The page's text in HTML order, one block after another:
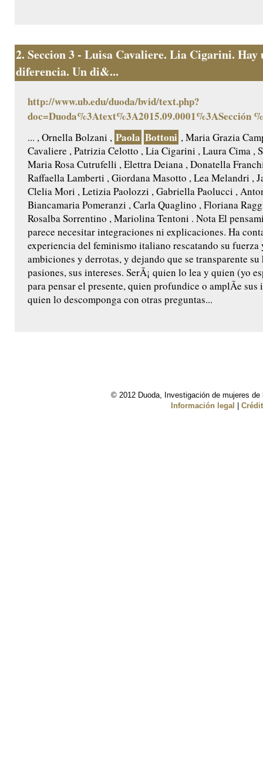
2. Seccion 3 - Luisa Cavaliere. Lia Cigarini. Hay
diferencia. Un di&...
http://www.ub.edu/duoda/bvid/text.php?
doc=Duoda%3Atext%3A2015.09.0001%3ASección
... , Ornella Bolzani , Paola Bottoni , Maria Grazia
Cavaliere , Patrizia Celotto , Lia Cigarini , Laura Cima ,
Maria Rosa Cutrufelli , Elettra Deiana , Donatella
Raffaella Lamberti , Giordana Masotto , Lea Melandri ,
Clelia Mori , Letizia Paolozzi , Gabriella Paolucci ,
Biancamaria Pomeranzi , Carla Quaglino , Floriana
Rosalba Sorrentino , Mariolina Tentoni . Nota El
parece necesitar integraciones ni explicaciones. Ha
experiencia del feminismo italiano rescatando su
ambiciones y derrotas, y dejando que se transparente
pasiones, sus intereses. SerÃ¡ quien lo lea y quien (yo
para pensar el presente, quien profundice o amplÃ­e
quien lo descomponga con otras preguntas...
© 2012 Duoda, Investigación de mujeres
Información legal